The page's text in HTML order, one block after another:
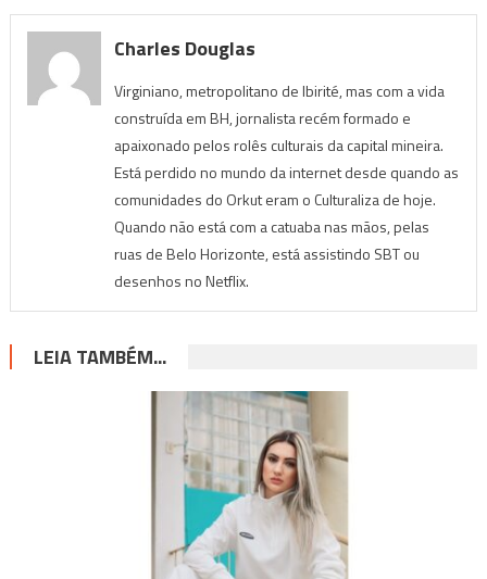
Charles Douglas
Virginiano, metropolitano de Ibirité, mas com a vida
construída em BH, jornalista recém formado e
apaixonado pelos rolês culturais da capital mineira.
Está perdido no mundo da internet desde quando as
comunidades do Orkut eram o Culturaliza de hoje.
Quando não está com a catuaba nas mãos, pelas
ruas de Belo Horizonte, está assistindo SBT ou
desenhos no Netflix.
LEIA TAMBÉM...